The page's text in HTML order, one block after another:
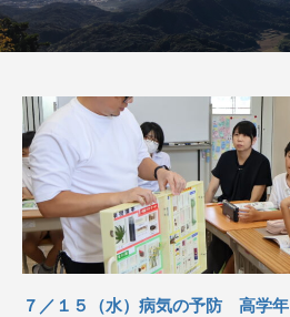
７／１５（水）病気の予防 高学年